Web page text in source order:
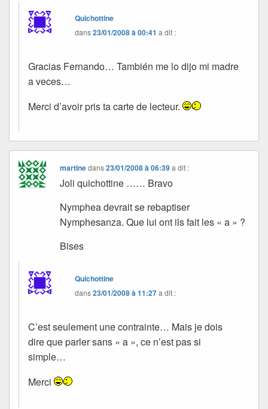
Quichottine
dans23/01/2008 à 00:41 a dit :
Gracias Fernando… También me lo dijo mi madre
a veces…
Merci d’avoir pris ta carte de lecteur.
martinedans23/01/2008 à 06:39 a dit :
Joli quichottine …… Bravo
Nymphea devrait se rebaptiser
Nymphesanza. Que lui ont ils fait les « a » ?
Bises
Quichottine
dans23/01/2008 à 11:27a dit :
C’est seulement une contrainte… Mais je dois
dire que parler sans « a », ce n’est pas si
simple…
Merci